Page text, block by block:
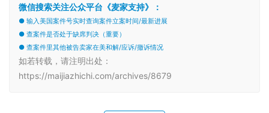
微信搜索关注公众平台《麦家支持》：
● 输入美国案件号实时查询案件立案时间/最新进展
● 查案件是否处于缺席判决（重要）
● 查案件里其他被告卖家在美和解/应诉/撤诉情况
如若转载，请注明出处：
https://maijiazhichi.com/archives/8679